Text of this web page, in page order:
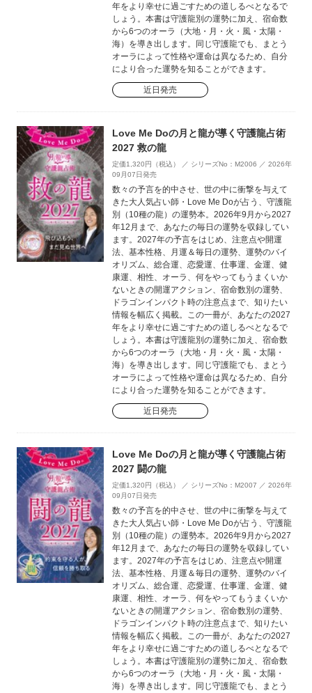
年をより幸せに過ごすための道しるべとなるで
しょう。本書は守護龍別の運勢に加え、宿命数
から6つのオーラ（大地・月・火・風・太陽・
海）を導き出します。同じ守護龍でも、まとう
オーラによって性格や運命は異なるため、自分
により合った運勢を知ることができます。
近日発売
Love Me Doの月と龍が導く守護龍占術
2027 救の龍
定価1,320円（税込） ／ シリーズNo：M2006 ／ 2026年
09月07日発売
数々の予言を的中させ、世の中に衝撃を与えて
きた大人気占い師・Love Me Doが占う、守護龍
別（10種の龍）の運勢本。2026年9月から2027
年12月まで、あなたの毎日の運勢を収録してい
ます。2027年の予言をはじめ、注意点や開運
法、基本性格、月運＆毎日の運勢、運勢のバイ
オリズム、総合運、恋愛運、仕事運、金運、健
康運、相性、オーラ、何をやってもうまくいか
ないときの開運アクション、宿命数別の運勢、
ドラゴンインパクト時の注意点まで、知りたい
情報を幅広く掲載。この一冊が、あなたの2027
年をより幸せに過ごすための道しるべとなるで
しょう。本書は守護龍別の運勢に加え、宿命数
から6つのオーラ（大地・月・火・風・太陽・
海）を導き出します。同じ守護龍でも、まとう
オーラによって性格や運命は異なるため、自分
により合った運勢を知ることができます。
近日発売
Love Me Doの月と龍が導く守護龍占術
2027 闘の龍
定価1,320円（税込） ／ シリーズNo：M2007 ／ 2026年
09月07日発売
数々の予言を的中させ、世の中に衝撃を与えて
きた大人気占い師・Love Me Doが占う、守護龍
別（10種の龍）の運勢本。2026年9月から2027
年12月まで、あなたの毎日の運勢を収録してい
ます。2027年の予言をはじめ、注意点や開運
法、基本性格、月運＆毎日の運勢、運勢のバイ
オリズム、総合運、恋愛運、仕事運、金運、健
康運、相性、オーラ、何をやってもうまくいか
ないときの開運アクション、宿命数別の運勢、
ドラゴンインパクト時の注意点まで、知りたい
情報を幅広く掲載。この一冊が、あなたの2027
年をより幸せに過ごすための道しるべとなるで
しょう。本書は守護龍別の運勢に加え、宿命数
から6つのオーラ（大地・月・火・風・太陽・
海）を導き出します。同じ守護龍でも、まとう